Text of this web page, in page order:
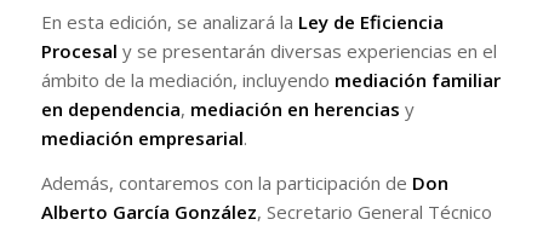
En esta edición, se analizará la Ley de Eficiencia
Procesal y se presentarán diversas experiencias en el
ámbito de la mediación, incluyendo mediación familiar
en dependencia, mediación en herencias y
mediación empresarial.
Además, contaremos con la participación de Don
Alberto García González, Secretario General Técnico